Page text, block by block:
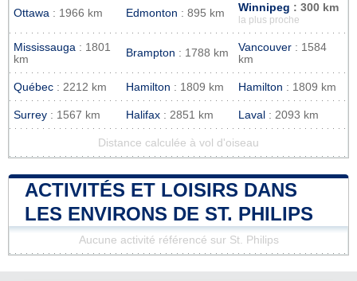
Ottawa : 1966 km Edmonton : 895 km Winnipeg : 300 km
la plus proche
Mississauga : 1801
km
Brampton : 1788 km Vancouver : 1584
km
Québec : 2212 km Hamilton : 1809 km Hamilton : 1809 km
Surrey : 1567 km Halifax : 2851 km Laval : 2093 km
Distance calculée à vol d'oiseau
ACTIVITÉS ET LOISIRS DANS
LES ENVIRONS DE ST. PHILIPS
Aucune activité référencé sur St. Philips